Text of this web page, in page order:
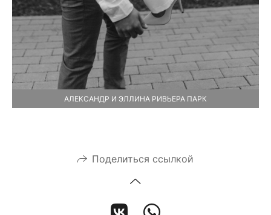
АЛЕКСАНДР И ЭЛЛИНА РИВЬЕРА ПАРК
Поделиться ссылкой